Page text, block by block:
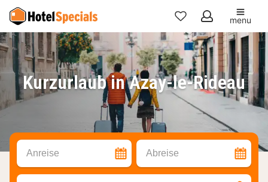
Meine
Favoriten
menu
Kurzurlaub in Azay-le-Rideau
Anreise Abreise